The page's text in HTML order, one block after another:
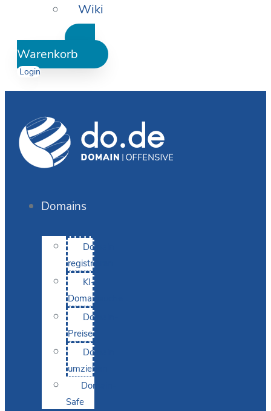
Wiki
Warenkorb
Login
Domains
Domain
registrieren
KI-
Domainsuche
Domain-
Preise
Domain
umziehen
Domain-
Safe